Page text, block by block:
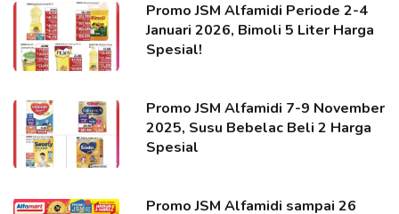
Promo JSM Alfamidi Periode 2-4
Januari 2026, Bimoli 5 Liter Harga
Spesial!
Promo JSM Alfamidi 7-9 November
2025, Susu Bebelac Beli 2 Harga
Spesial
Promo JSM Alfamidi sampai 26